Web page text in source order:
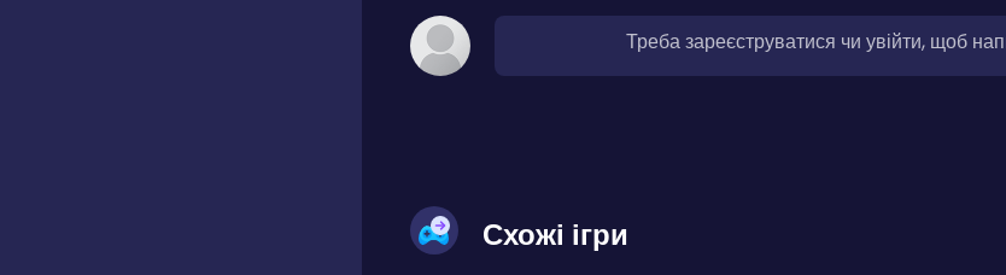
Треба зареєструватися чи увійти, щоб
Схожі ігри